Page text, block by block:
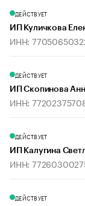
ДЕЙСТВУЕТ
ИП Куличкова
ИНН:
ДЕЙСТВУЕТ
ИП Скопинова
ИНН:
ДЕЙСТВУЕТ
ИП Калугина
ИНН:
ДЕЙСТВУЕТ